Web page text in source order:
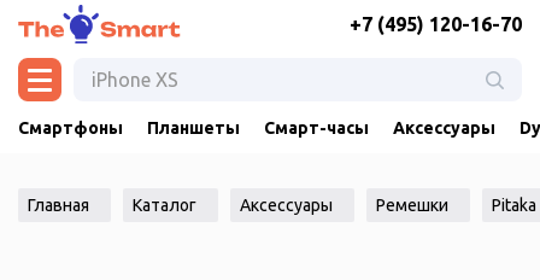
+7 (495) 120-16-70
Смартфоны Планшеты Смарт-часы Аксессуары
Главная Каталог Аксессуары Ремешки Pitaka